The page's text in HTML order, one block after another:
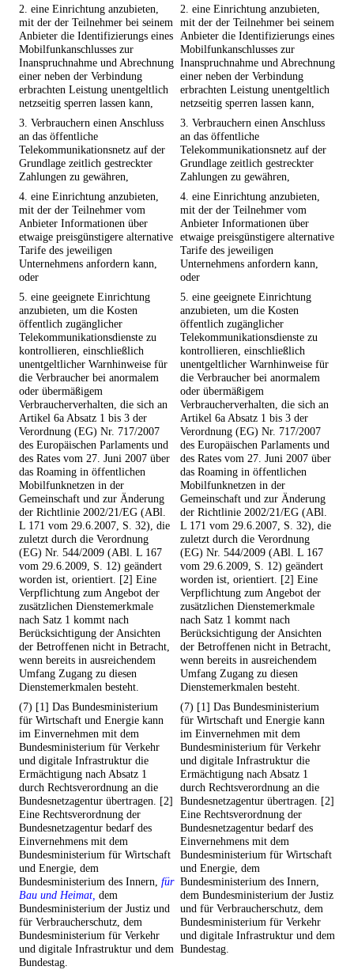
2. eine Einrichtung anzubieten,
mit der der Teilnehmer bei seinem
Anbieter die Identifizierungs eines
Mobilfunkanschlusses zur
Inanspruchnahme und Abrechnung
einer neben der Verbindung
erbrachten Leistung unentgeltlich
netzseitig sperren lassen kann,
2. eine Einrichtung anzubieten,
mit der der Teilnehmer bei seinem
Anbieter die Identifizierungs eines
Mobilfunkanschlusses zur
Inanspruchnahme und Abrechnung
einer neben der Verbindung
erbrachten Leistung unentgeltlich
netzseitig sperren lassen kann,
3. Verbrauchern einen Anschluss
an das öffentliche
Telekommunikationsnetz auf der
Grundlage zeitlich gestreckter
Zahlungen zu gewähren,
3. Verbrauchern einen Anschluss
an das öffentliche
Telekommunikationsnetz auf der
Grundlage zeitlich gestreckter
Zahlungen zu gewähren,
4. eine Einrichtung anzubieten,
mit der der Teilnehmer vom
Anbieter Informationen über
etwaige preisgünstigere alternative
Tarife des jeweiligen
Unternehmens anfordern kann,
oder
4. eine Einrichtung anzubieten,
mit der der Teilnehmer vom
Anbieter Informationen über
etwaige preisgünstigere alternative
Tarife des jeweiligen
Unternehmens anfordern kann,
oder
5. eine geeignete Einrichtung
anzubieten, um die Kosten
öffentlich zugänglicher
Telekommunikationsdienste zu
kontrollieren, einschließlich
unentgeltlicher Warnhinweise für
die Verbraucher bei anormalem
oder übermäßigem
Verbraucherverhalten, die sich an
Artikel 6a Absatz 1 bis 3 der
Verordnung (EG) Nr. 717/2007
des Europäischen Parlaments und
des Rates vom 27. Juni 2007 über
das Roaming in öffentlichen
Mobilfunknetzen in der
Gemeinschaft und zur Änderung
der Richtlinie 2002/21/EG (ABl.
L 171 vom 29.6.2007, S. 32), die
zuletzt durch die Verordnung
(EG) Nr. 544/2009 (ABl. L 167
vom 29.6.2009, S. 12) geändert
worden ist, orientiert. [2] Eine
Verpflichtung zum Angebot der
zusätzlichen Dienstemerkmale
nach Satz 1 kommt nach
Berücksichtigung der Ansichten
der Betroffenen nicht in Betracht,
wenn bereits in ausreichendem
Umfang Zugang zu diesen
Dienstemerkmalen besteht.
5. eine geeignete Einrichtung
anzubieten, um die Kosten
öffentlich zugänglicher
Telekommunikationsdienste zu
kontrollieren, einschließlich
unentgeltlicher Warnhinweise für
die Verbraucher bei anormalem
oder übermäßigem
Verbraucherverhalten, die sich an
Artikel 6a Absatz 1 bis 3 der
Verordnung (EG) Nr. 717/2007
des Europäischen Parlaments und
des Rates vom 27. Juni 2007 über
das Roaming in öffentlichen
Mobilfunknetzen in der
Gemeinschaft und zur Änderung
der Richtlinie 2002/21/EG (ABl.
L 171 vom 29.6.2007, S. 32), die
zuletzt durch die Verordnung
(EG) Nr. 544/2009 (ABl. L 167
vom 29.6.2009, S. 12) geändert
worden ist, orientiert. [2] Eine
Verpflichtung zum Angebot der
zusätzlichen Dienstemerkmale
nach Satz 1 kommt nach
Berücksichtigung der Ansichten
der Betroffenen nicht in Betracht,
wenn bereits in ausreichendem
Umfang Zugang zu diesen
Dienstemerkmalen besteht.
(7) [1] Das Bundesministerium
für Wirtschaft und Energie kann
im Einvernehmen mit dem
Bundesministerium für Verkehr
und digitale Infrastruktur die
Ermächtigung nach Absatz 1
durch Rechtsverordnung an die
Bundesnetzagentur übertragen. [2]
Eine Rechtsverordnung der
Bundesnetzagentur bedarf des
Einvernehmens mit dem
Bundesministerium für Wirtschaft
und Energie, dem
Bundesministerium des Innern, für
Bau und Heimat, dem
Bundesministerium der Justiz und
für Verbraucherschutz, dem
Bundesministerium für Verkehr
und digitale Infrastruktur und dem
Bundestag.
(7) [1] Das Bundesministerium
für Wirtschaft und Energie kann
im Einvernehmen mit dem
Bundesministerium für Verkehr
und digitale Infrastruktur die
Ermächtigung nach Absatz 1
durch Rechtsverordnung an die
Bundesnetzagentur übertragen. [2]
Eine Rechtsverordnung der
Bundesnetzagentur bedarf des
Einvernehmens mit dem
Bundesministerium für Wirtschaft
und Energie, dem
Bundesministerium des Innern,
dem Bundesministerium der Justiz
und für Verbraucherschutz, dem
Bundesministerium für Verkehr
und digitale Infrastruktur und dem
Bundestag.